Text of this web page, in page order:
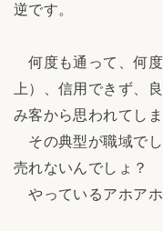
逆です。
何度も通って、何
上）、信用できず、
み客から思われてしま
その典型が職域で
売れないんでしょ？
やっているアホアホ